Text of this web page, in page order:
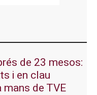
de 23 mesos:
i en clau
de TVE